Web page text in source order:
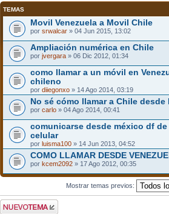
TEMAS
Movil Venezuela a Movil Chile
por srwalcar» 04 Jun 2015, 13:02
Ampliación numérica en Chile
por jvergara» 06 Dic 2012, 01:34
como llamar a un móvil en
chileno
por diiegonxo» 14 Ago 2014, 03:19
No sé cómo llamar a Chile desde
por carlo» 04 Ago 2014, 00:41
comunicarse desde méxico df
celular
por luisma100» 14 Jun 2013, 04:52
COMO LLAMAR DESDE
por kcem2092» 17 Ago 2012, 00:35
Mostrar temas previos:
Publicar un nuevo
tema